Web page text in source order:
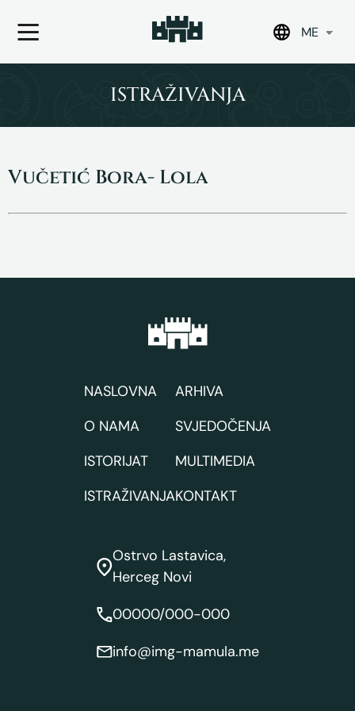
ME
ISTRAŽIVANJA
Vučetić Bora- Lola
NASLOVNA
O NAMA
ISTORIJAT
ISTRAŽIVANJA
ARHIVA
SVJEDOČENJA
MULTIMEDIA
KONTAKT
Ostrvo Lastavica,
Herceg Novi
00000/000-000
info@img-mamula.me